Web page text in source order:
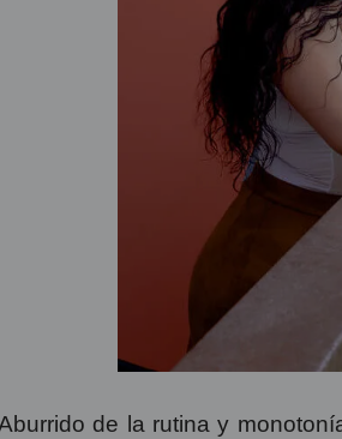
de la rutina y